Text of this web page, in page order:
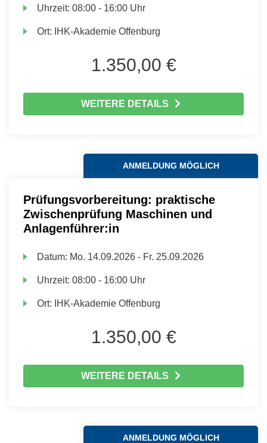
Uhrzeit:08:00 - 16:00 Uhr
Ort: IHK-Akademie Offenburg
1.350,00 €
WEITERE DETAILS
ANMELDUNG MÖGLICH
Prüfungsvorbereitung: praktische
Zwischenprüfung Maschinen und
Anlagenführer:in
Datum: Mo. 14.09.2026 - Fr. 25.09.2026
Uhrzeit:08:00 - 16:00 Uhr
Ort: IHK-Akademie Offenburg
1.350,00 €
WEITERE DETAILS
ANMELDUNG MÖGLICH